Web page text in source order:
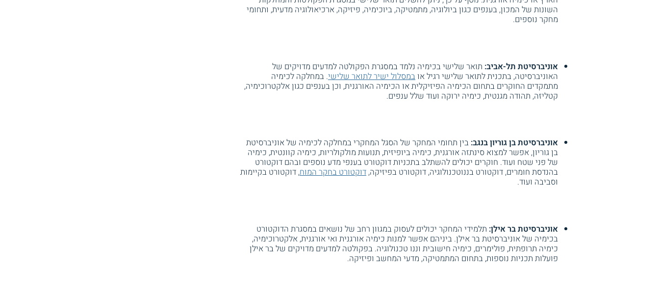
השונות של המכון, בענפים כגון ביולוגיה, מתמטיקה, ביוכימיה, פיזיקה, ארכיאולוגיה מדעית, ותחומי
מחקר נוספים.
אוניברסיטת תל-אביב: תואר שלישי בכימיה נלמד במסגרת הפקולטה למדעים מדויקים של
האוניברסיטה, בתכנית לתואר שלישי רגיל אובמסלול ישיר לתואר שלישי. במחלקה לכימיה
מתמקדים החוקרים בתחום הכימיה הפיזיקלית או הכימיה האורגנית, וכן בענפים כגון אלקטרוכימיה,
קטליזה, תהודה מגנטית, כימיה ירוקה ועוד שלל ענפים.
אוניברסיטת בן גוריון בנגב: בין תחומי המחקר של הסגל המחקרי במחלקה לכימיה של אוניברסיטת
בן גוריון, אפשר למצוא סינתזה אורגנית, כימיה ביופיזית, תנועות מולקולריות, כימיה קוונטית, כימיה
של פני שטח ועוד. חוקרים יכולים להשתלב בתכניות דוקטורט בענפי מדע נוספים ובהם דוקטורט
בהנדסת חומרים, דוקטורט בננוטכנולוגיה, דוקטורט בפיזיקה,דוקטורט בחקר המוח, דוקטורט בקיימות
וסביבה ועוד.
אוניברסיטת בר אילן: תלמידי המחקר יכולים לעסוק במגוון רחב של נושאים במסגרת הדוקטורט
בכימיה של אוניברסיטת בר אילן. ביניהם אפשר למנות כימיה אורגנית ואי אורגנית, אלקטרוכימיה,
כימיה תרופתית, פולימרים, כימיה חישובית וננו טכנולוגיה. בפקולטה למדעים מדויקים של בר אילן
פועלות תכניות נוספות, בתחום המתמטיקה, מדעי המחשב ופיזיקה.